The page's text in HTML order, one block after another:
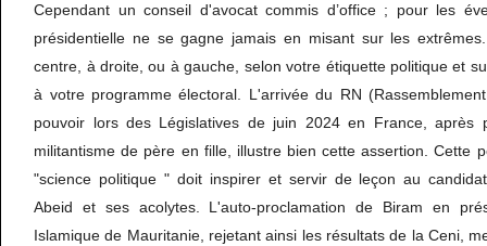
Cependant un conseil d'avocat commis d’office ; pour les
présidentielle ne se gagne jamais en misant sur les
centre, à droite, ou à gauche, selon votre étiquette politique et
à votre programme électoral. L'arrivée du RN
pouvoir lors des Législatives de juin 2024 en France, après
militantisme de père en fille, illustre bien cette assertion. Cette
"science politique " doit inspirer et servir de leçon au
Abeid et ses acolytes. L'auto-proclamation de Biram en
Islamique de Mauritanie, rejetant ainsi les résultats de la Ceni,